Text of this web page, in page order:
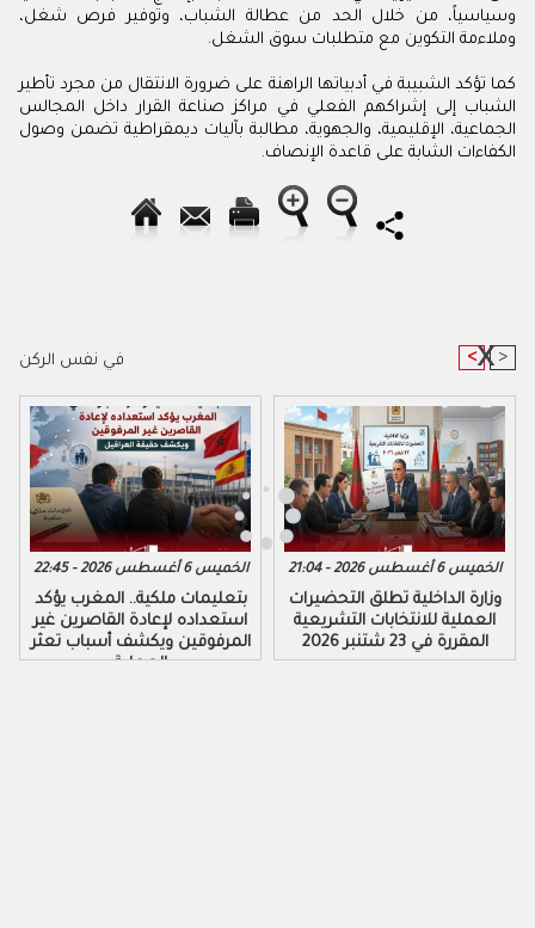
وسياسياً، من خلال الحد من عطالة الشباب، وتوفير فرص شغل،
وملاءمة التكوين مع متطلبات سوق الشغل.
كما تؤكد الشبيبة في أدبياتها الراهنة على ضرورة الانتقال من مجرد تأطير
الشباب إلى إشراكهم الفعلي في مراكز صناعة القرار داخل المجالس
الجماعية، الإقليمية، والجهوية، مطالبة بآليات ديمقراطية تضمن وصول
الكفاءات الشابة على قاعدة الإنصاف.
في نفس الركن < >
الخميس 6 أغسطس 2026 - 22:45
بتعليمات ملكية.. المغرب يؤكد
استعداده لإعادة القاصرين غير
المرفوقين ويكشف أسباب تعثر
العملية
الخميس 6 أغسطس 2026 - 21:04
وزارة الداخلية تطلق التحضيرات
العملية للانتخابات التشريعية
المقررة في 23 شتنبر 2026